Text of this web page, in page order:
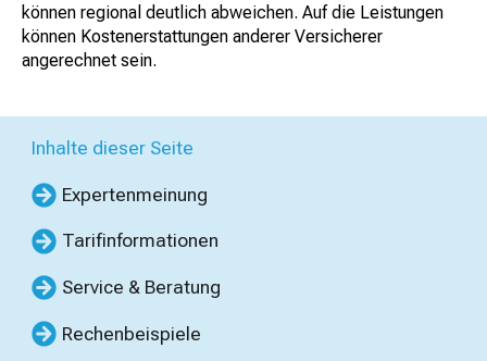
können regional deutlich abweichen. Auf die Leistungen
können Kostenerstattungen anderer Versicherer
angerechnet sein.
Inhalte dieser Seite
Expertenmeinung
Tarifinformationen
Service & Beratung
Rechenbeispiele